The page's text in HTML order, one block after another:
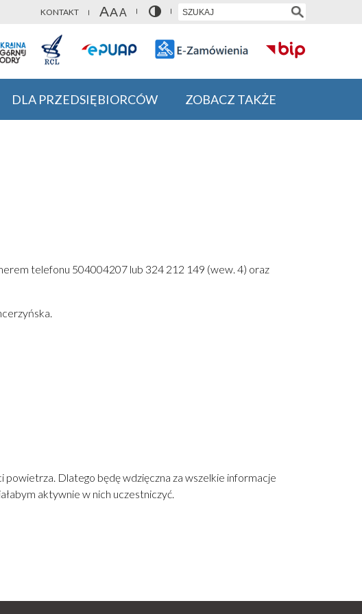
KONTAKT
DLA PRZEDSIĘBIORCÓW ZOBACZ TAKŻE
telefonu 504004207 lub 324 212 149 (wew. 4) oraz
Dlatego będę wdzięczna za wszelkie informacje
aktywnie w nich uczestniczyć.